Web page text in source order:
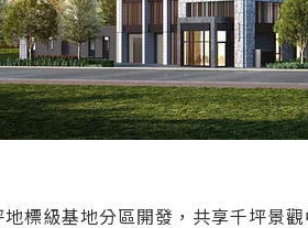
地標級基地分區開發，共享千坪景